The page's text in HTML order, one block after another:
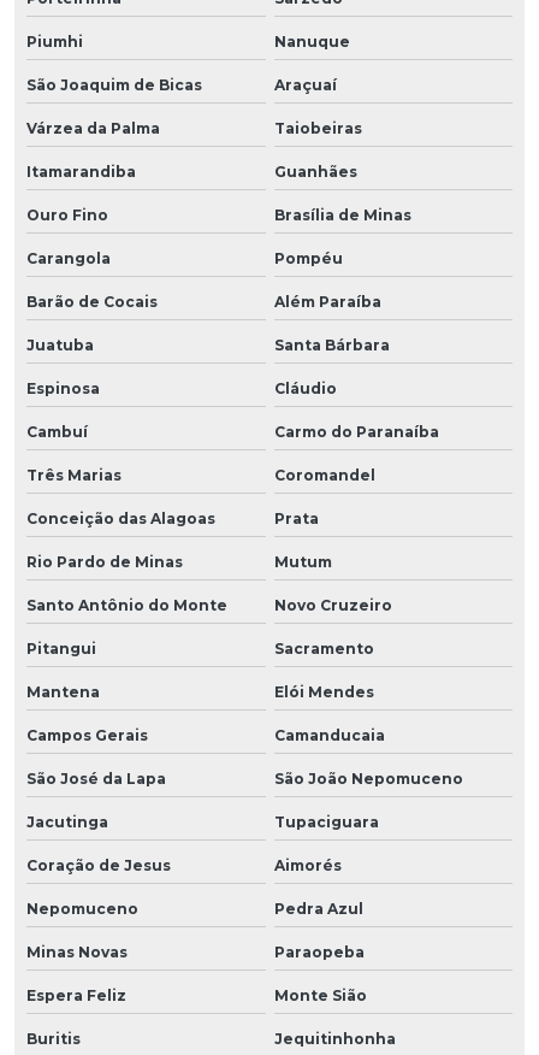
Piumhi Nanuque
São Joaquim de Bicas Araçuaí
Várzea da Palma Taiobeiras
Itamarandiba Guanhães
Ouro Fino Brasília de Minas
Carangola Pompéu
Barão de Cocais Além Paraíba
Juatuba Santa Bárbara
Espinosa Cláudio
Cambuí Carmo do Paranaíba
Três Marias Coromandel
Conceição das Alagoas Prata
Rio Pardo de Minas Mutum
Santo Antônio do Monte Novo Cruzeiro
Pitangui Sacramento
Mantena Elói Mendes
Campos Gerais Camanducaia
São José da Lapa São João Nepomuceno
Jacutinga Tupaciguara
Coração de Jesus Aimorés
Nepomuceno Pedra Azul
Minas Novas Paraopeba
Espera Feliz Monte Sião
Buritis Jequitinhonha